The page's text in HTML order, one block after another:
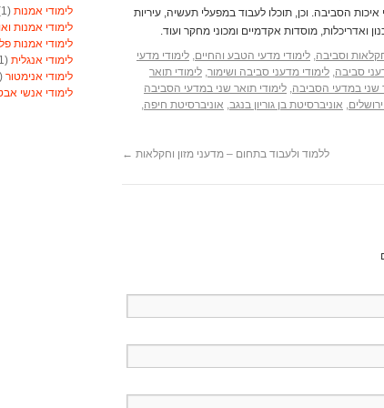
איכות הסביבה. וכן, תוכלו לעבוד במפעלי תעשיה, עיריות
ואדריכלות, מוסדות אקדמיים ומכוני מחקר ועוד.
וסביבה, לימודי מדעי הטבע והחיים, לימודי מדעי
סביבה, לימודי מדעני סביבה ושימור, לימודי תואר
שני במדעי הסביבה, לימודי תואר שני במדעי הסביבה
, אוניברסיטת בן גוריון בנגב, אוניברסיטת חיפה,
ללמוד ולעבוד בתחום – מדעני מזון וחקלאות ←
לימודי אמנות (1)
לימודי אמנות
לימודי אמנות
לימודי אנגלית (1)
לימודי אנימטור (1)
לימודי אנשי